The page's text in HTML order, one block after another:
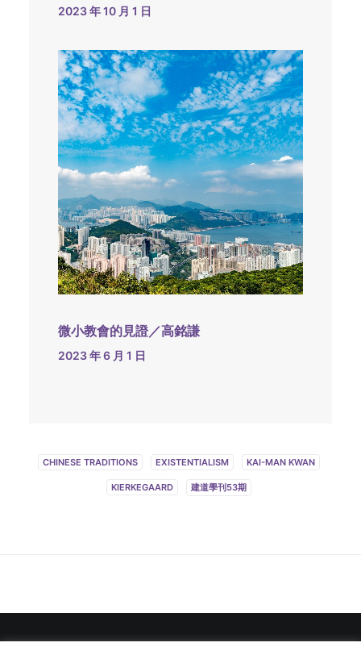
2023 年 10 月 1 日
微小教會的見證／高銘謙
2023 年 6 月 1 日
CHINESE TRADITIONS EXISTENTIALISM KAI-MAN KWAN
KIERKEGAARD 建道學刊53期